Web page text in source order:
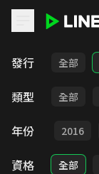
發行 全部
類型 全部
年份
2017 2016
資格 全部